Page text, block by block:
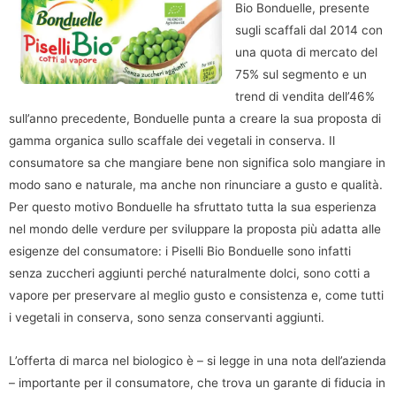
Bio Bonduelle, presente
sugli scaffali dal 2014 con
una quota di mercato del
75% sul segmento e un
trend di vendita dell’46%
sull’anno precedente, Bonduelle punta a creare la sua proposta di
gamma organica sullo scaffale dei vegetali in conserva. Il
consumatore sa che mangiare bene non significa solo mangiare in
modo sano e naturale, ma anche non rinunciare a gusto e qualità.
Per questo motivo Bonduelle ha sfruttato tutta la sua esperienza
nel mondo delle verdure per sviluppare la proposta più adatta alle
esigenze del consumatore: i Piselli Bio Bonduelle sono infatti
senza zuccheri aggiunti perché naturalmente dolci, sono cotti a
vapore per preservare al meglio gusto e consistenza e, come tutti
i vegetali in conserva, sono senza conservanti aggiunti.
L’offerta di marca nel biologico è – si legge in una nota dell’azienda
– importante per il consumatore, che trova un garante di fiducia in